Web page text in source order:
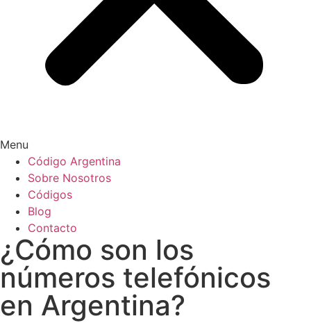
Menu
Código Argentina
Sobre Nosotros
Códigos
Blog
Contacto
¿Cómo son los
números telefónicos
en Argentina?